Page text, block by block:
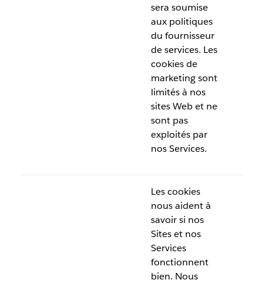
sera soumise
aux politiques
du fournisseur
de services. Les
cookies de
marketing sont
limités à nos
sites Web et ne
sont pas
exploités par
nos Services.
Les cookies
nous aident à
savoir si nos
Sites et nos
Services
fonctionnent
bien. Nous